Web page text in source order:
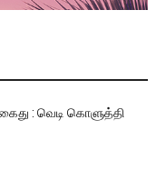
: வெடி கொளுத்தி